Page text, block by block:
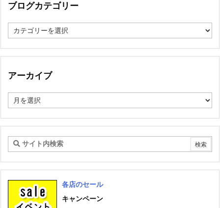
ブログカテゴリー
ロ
カ
ゴ
ー
アーカイブ
ー
イ
各店のセール
キャンペーン